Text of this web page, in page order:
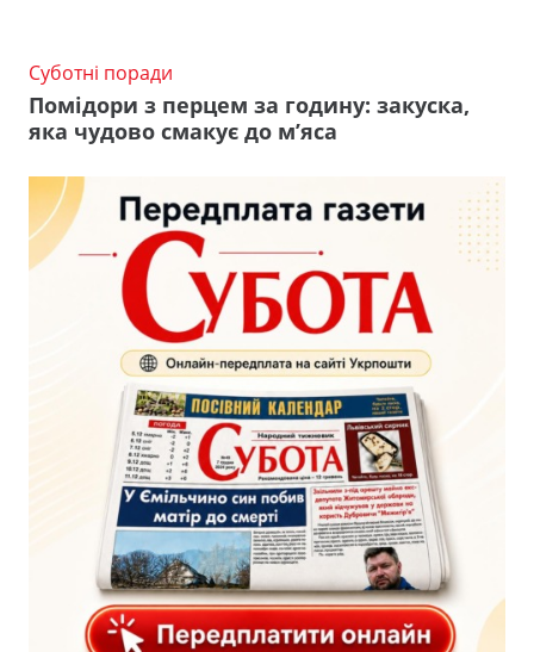
Суботні поради
Помідори з перцем за годину: закуска,
яка чудово смакує до м’яса